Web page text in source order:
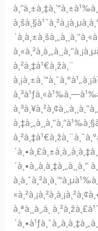
à¸²à¸‡à¹€à¸žà¸¨
´à¸•à¸‚à¸­à¸‡à¸„à¸¸à¸“
à¸ªà¸¸à¸‚à¸